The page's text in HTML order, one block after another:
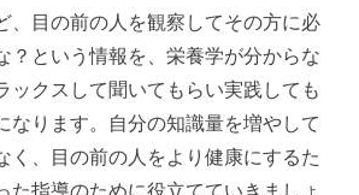
、目の前の人を観察してその方に必
？という情報を、栄養学が分からな
ックスして聞いてもらい実践しても
なります。自分の知識量を増やして
く、目の前の人をより健康にするた
た指導のために役立てていきましょ